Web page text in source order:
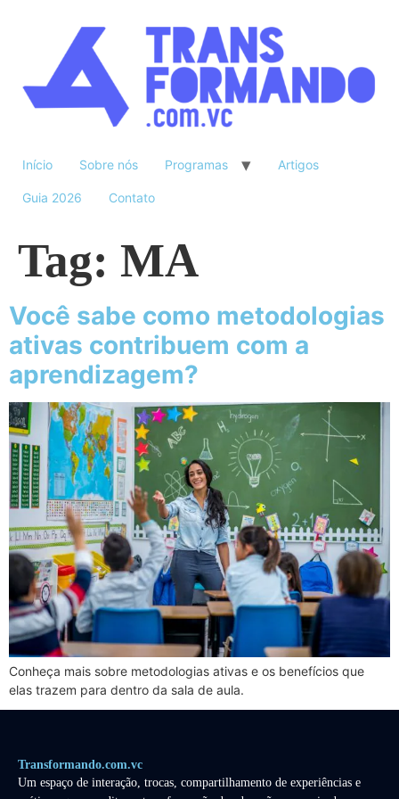
Início Sobre nós Programas Artigos
Guia 2026 Contato
Tag: MA
Você sabe como metodologias
ativas contribuem com a
aprendizagem?
Conheça mais sobre metodologias ativas e os benefícios que
elas trazem para dentro da sala de aula.
Transformando.com.vc
Um espaço de interação, trocas, compartilhamento de experiências e